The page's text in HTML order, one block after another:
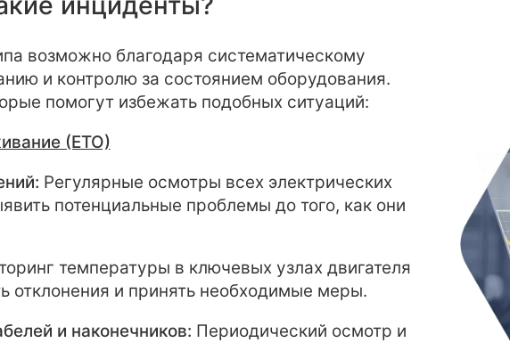
возможно благодаря систематическому
и контролю за состоянием оборудования.
помогут избежать подобных ситуаций:
(ЕТО)
Регулярные осмотры всех электрических
потенциальные проблемы до того, как они
температуры в ключевых узлах двигателя
отклонения и принять необходимые меры.
и наконечников: Периодический осмотр и